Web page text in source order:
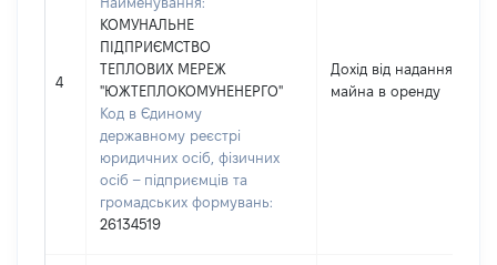
4
КОМУНАЛЬНЕ
ПІДПРИЄМСТВО
ТЕПЛОВИХ МЕРЕЖ
"ЮЖТЕПЛОКОМУНЕНЕРГО"
Код в Єдиному
державному реєстрі
юридичних осіб, фізичних
осіб – підприємців та
громадських формувань:
26134519
Дохід від надання
майна в оренду